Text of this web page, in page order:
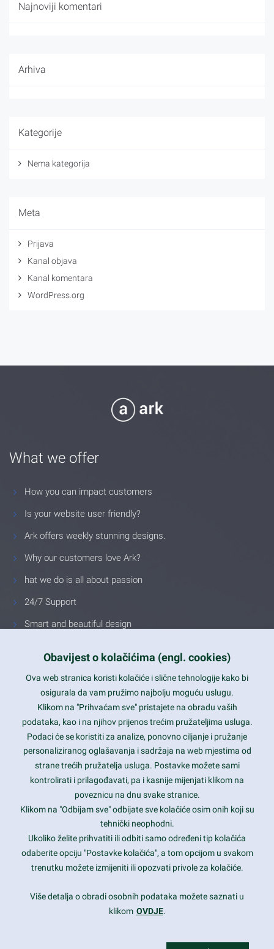
Najnoviji komentari
Arhiva
Kategorije
Nema kategorija
Meta
Prijava
Kanal objava
Kanal komentara
WordPress.org
What we offer
How you can impact customers
Is your website user friendly?
Ark offers weekly stunning designs.
Why our customers love Ark?
hat we do is all about passion
24/7 Support
Smart and beautiful design
Latest trends and much more...
Contact Info
1600 Amphitheatre Parkway, Mountain View, CA 94043
prothemes.net@gmail.com
Daily: 9:00 am - 6:00 pm
Sunday: Closed
Copyright 2017FRESHFACE© All Rights Reserved
Obavijest o kolačićima (engl. cookies)
Ova web stranica koristi kolačiće i slične tehnologije kako bi
osigurala da vam pružimo najbolju moguću uslugu.
Klikom na "Prihvaćam sve" pristajete na obradu vaših
podataka, kao i na njihov prijenos trećim pružateljima usluga.
Podaci će se koristiti za analize, ponovno ciljanje i pružanje
personaliziranog oglašavanja i sadržaja na web mjestima od
strane trećih pružatelja usluga. Postavke možete sami
kontrolirati i prilagođavati, pa i kasnije mijenjati klikom na
poveznicu na dnu svake stranice.
Klikom na "Odbijam sve" odbijate sve kolačiće osim onih koji su
tehnički neophodni.
Ukoliko želite prihvatiti ili odbiti samo određeni tip kolačića
odaberite opciju "Postavke kolačića", a tom opcijom u svakom
trenutku možete izmijeniti ili opozvati privole za kolačiće.
Više detalja o obradi osobnih podataka možete saznati u
klikom OVDJE.